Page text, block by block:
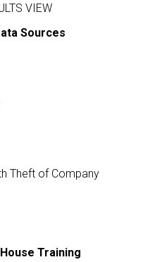
VIEW
Sources
Theft of Company
Training